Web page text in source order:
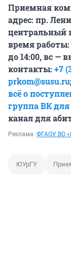
Приемная
адрес: пр.
центральный
время работы:
до 14:00, вс —
контакты: +7
prkom@susu.ru;
всё о
группа ВК
канал для
Реклама. ФГАОУ ВО
ЮУрГУ